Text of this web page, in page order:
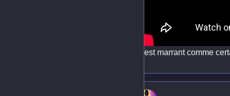
C'est marrant comme